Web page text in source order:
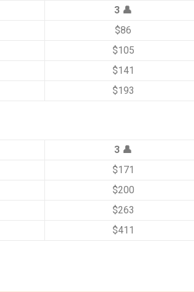
3 👤
$86
$105
$141
$193
3 👤
$171
$200
$263
$411